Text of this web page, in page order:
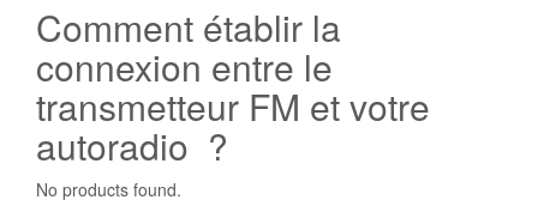
Comment établir la
connexion entre le
transmetteur FM et votre
autoradio ?
No products found.